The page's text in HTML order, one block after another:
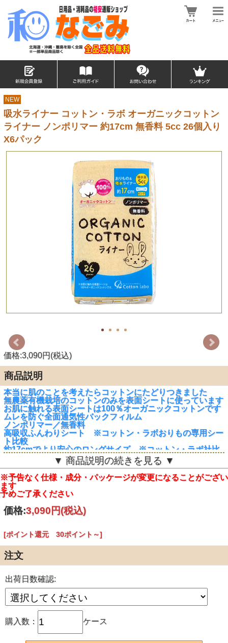
NEW
吸水ライナー コットン・ラボ オーガニックコットン
ライナー ノンポリマー 約17cm 無香料 5cc 26個入り
X6パック
価格:3,090円(税込)
商品説明
本当に肌のことを考えたらコットンにたどりつきました
無農薬有機栽培のコットンのみを表面シートに使っています
お肌に触れる表面シートは100％オーガニックコットンです
ムレを防ぐ全面通気性バックフィルム
ノンポリマー／無香料
高吸収ふんわりシート ※コットン・ラボおりもの専用シー
ト比較
約17cmでより安心のロングサイズ ※コットン・ラボ社比
※本品の表面シートは漂白処理を行っておりますが身体と環
境にやさしい過酸化水素漂白を採用しています
※使用後トイレに流さないでください
【商品詳細】
長さ：約17cm
個装サイズ：140mmX72mmX70mm
内容量：26個入
表面シート：コットン(オーガニックコットン100％)
色調：ホワイト
吸水量：5cc
製造国：台湾
JANコード：4973202141269
▼ 商品説明の続きを見る ▼
※予告なく仕様・成分・パッケージが変更になることがござい
ます
予めご了承ください
価格:3,090円(税込)
[ポイント還元 30ポイント～]
注文
出荷日数確認:
購入数： ケース